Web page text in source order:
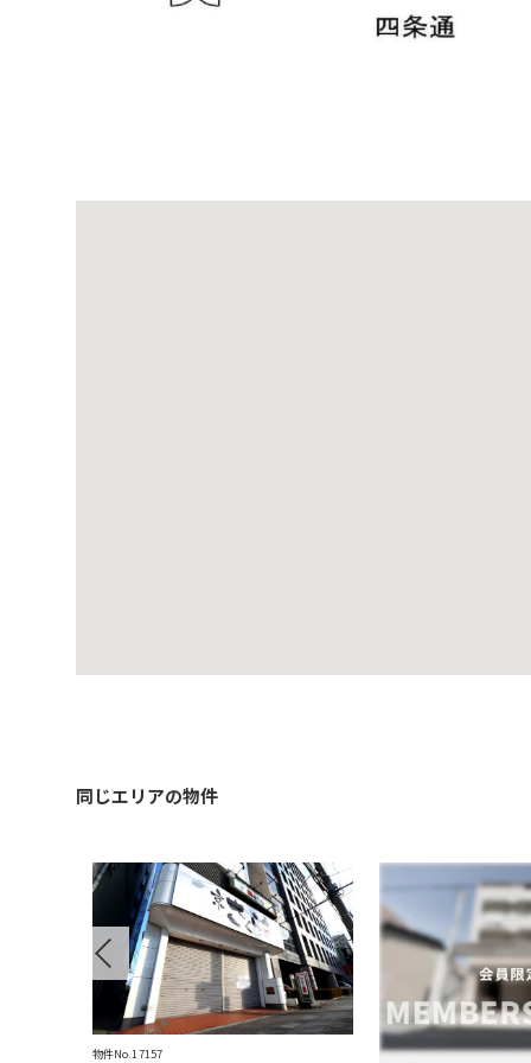
同じエリアの物件
Previous
物件No.17157